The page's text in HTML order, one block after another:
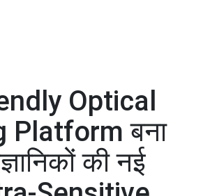
Optical
Platform बना
की नई